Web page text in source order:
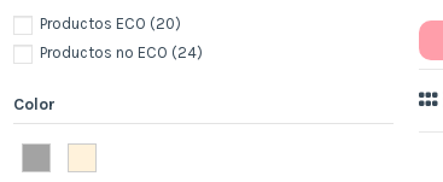
Productos ECO (20)
Productos no ECO (24)
Color